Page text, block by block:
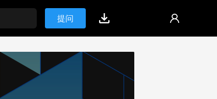
提问